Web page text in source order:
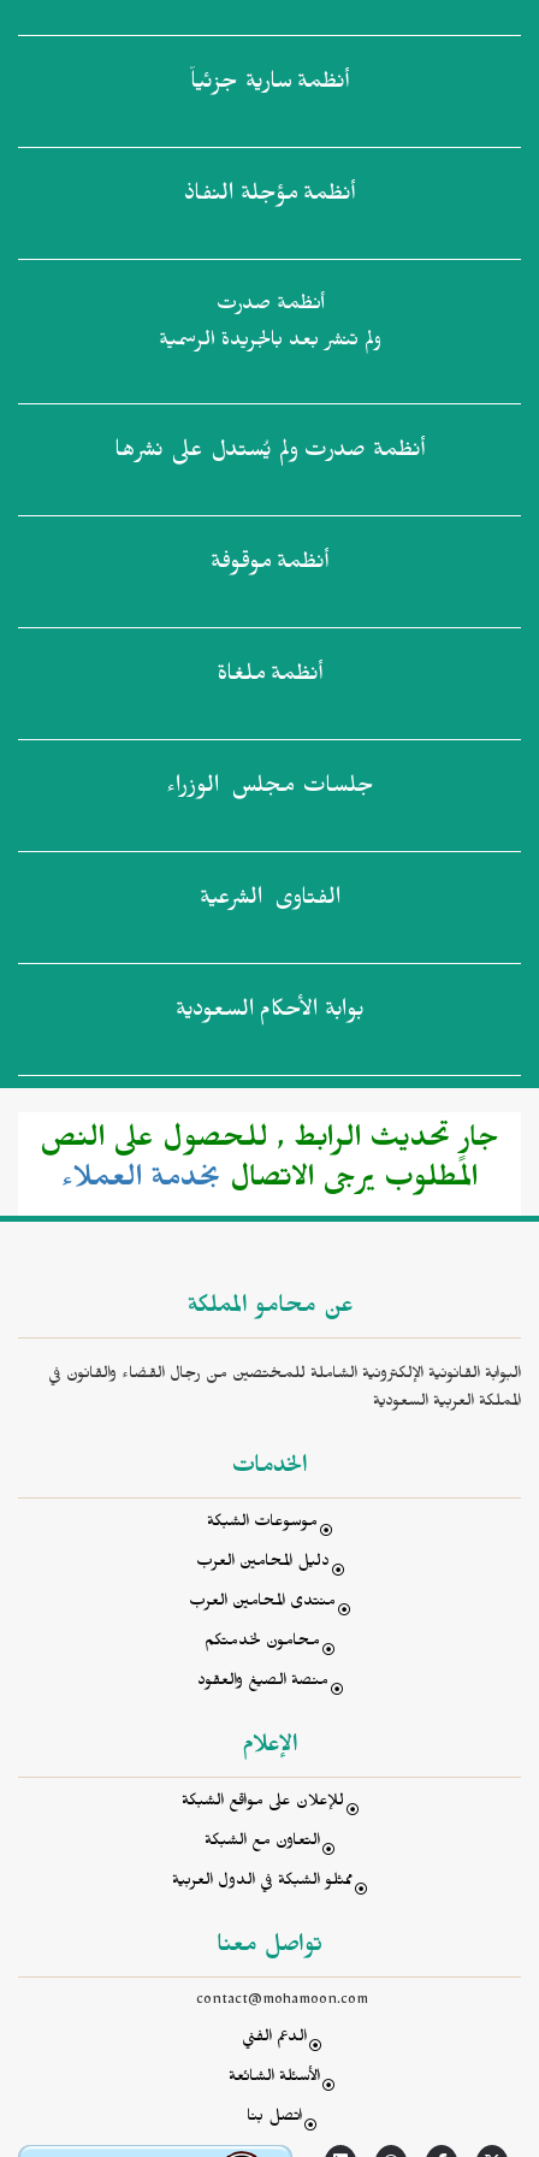
أنظمة سارية جزئياً
أنظمة مؤجلة النفاذ
أنظمة صدرت
ولم تنشر بعد بالجريدة الرسمية
أنظمة صدرت ولم يُستدل على نشرها
أنظمة موقوفة
أنظمة ملغاة
جلسات مجلس الوزراء
الفتاوى الشرعية
بوابة الأحكام السعودية
جارٍ تحديث الرابط , للحصول على النص
المطلوب يرجى الاتصال بخدمة العملاء
عن محامو المملكة
البوابة القانونية الإلكترونية الشاملة للمختصين من رجال القضاء والقانون في
المملكة العربية السعودية
الخدمات
موسوعات الشبكة
دليل المحامين العرب
منتدى المحامين العرب
محامون لخدمتكم
منصة الصيغ والعقود
الإعلام
للإعلان على مواقع الشبكة
التعاون مع الشبكة
ممثلو الشبكة في الدول العربية
تواصل معنا
contact@mohamoon.com
الدعم الفني
الأسئلة الشائعة
اتصل بنا